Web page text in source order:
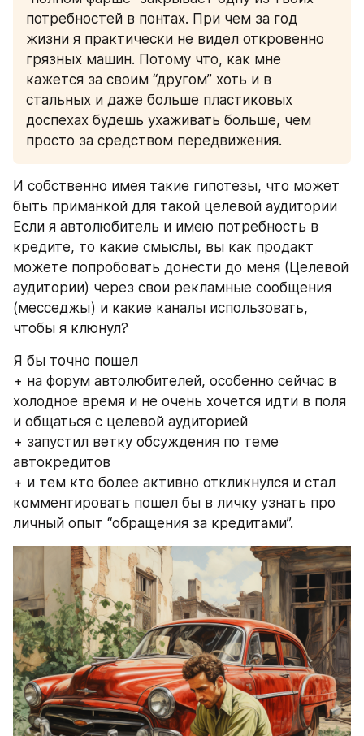
потребностей в понтах. При чем за год
жизни я практически не видел откровенно
грязных машин. Потому что, как мне
кажется за своим “другом” хоть и в
стальных и даже больше пластиковых
доспехах будешь ухаживать больше, чем
просто за средством передвижения.
И собственно имея такие гипотезы, что может
быть приманкой для такой целевой аудитории
Если я автолюбитель и имею потребность в
кредите, то какие смыслы, вы как продакт
можете попробовать донести до меня (Целевой
аудитории) через свои рекламные сообщения
(месседжы) и какие каналы использовать,
чтобы я клюнул?
Я бы точно пошел
+ на форум автолюбителей, особенно сейчас в
холодное время и не очень хочется идти в поля
и общаться с целевой аудиторией
+ запустил ветку обсуждения по теме
автокредитов
+ и тем кто более активно откликнулся и стал
комментировать пошел бы в личку узнать про
личный опыт “обращения за кредитами”.